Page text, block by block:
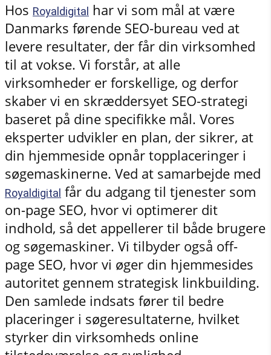
Hos Royaldigital har vi som mål at være
Danmarks førende SEO-bureau ved at
levere resultater, der får din virksomhed
til at vokse. Vi forstår, at alle
virksomheder er forskellige, og derfor
skaber vi en skræddersyet SEO-strategi
baseret på dine specifikke mål. Vores
eksperter udvikler en plan, der sikrer, at
din hjemmeside opnår topplaceringer i
søgemaskinerne. Ved at samarbejde med
Royaldigital får du adgang til tjenester som
on-page SEO, hvor vi optimerer dit
indhold, så det appellerer til både brugere
og søgemaskiner. Vi tilbyder også off-
page SEO, hvor vi øger din hjemmesides
autoritet gennem strategisk linkbuilding.
Den samlede indsats fører til bedre
placeringer i søgeresultaterne, hvilket
styrker din virksomheds online